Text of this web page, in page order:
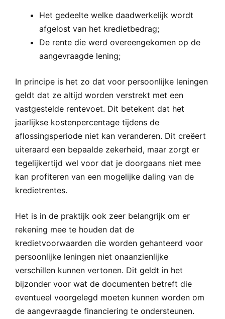
Het gedeelte welke daadwerkelijk wordt
afgelost van het kredietbedrag;
De rente die werd overeengekomen op de
aangevraagde lening;
In principe is het zo dat voor persoonlijke leningen
geldt dat ze altijd worden verstrekt met een
vastgestelde rentevoet. Dit betekent dat het
jaarlijkse kostenpercentage tijdens de
aflossingsperiode niet kan veranderen. Dit creëert
uiteraard een bepaalde zekerheid, maar zorgt er
tegelijkertijd wel voor dat je doorgaans niet mee
kan profiteren van een mogelijke daling van de
kredietrentes.
Het is in de praktijk ook zeer belangrijk om er
rekening mee te houden dat de
kredietvoorwaarden die worden gehanteerd voor
persoonlijke leningen niet onaanzienlijke
verschillen kunnen vertonen. Dit geldt in het
bijzonder voor wat de documenten betreft die
eventueel voorgelegd moeten kunnen worden om
de aangevraagde financiering te ondersteunen.